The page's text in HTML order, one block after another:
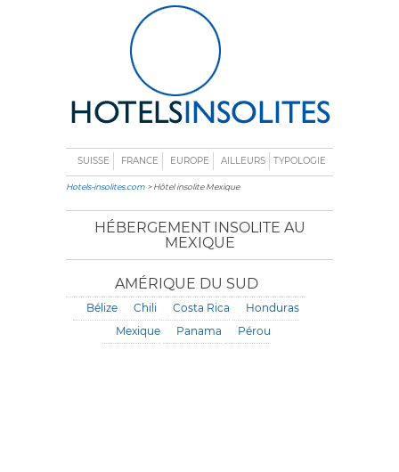
SUISSE FRANCE EUROPE AILLEURS TYPOLOGIE
Hotels-insolites.com > Hôtel insolite Mexique
HÉBERGEMENT INSOLITE AU
MEXIQUE
AMÉRIQUE DU SUD
Bélize Chili Costa Rica
Honduras
Mexique
Panama Pérou